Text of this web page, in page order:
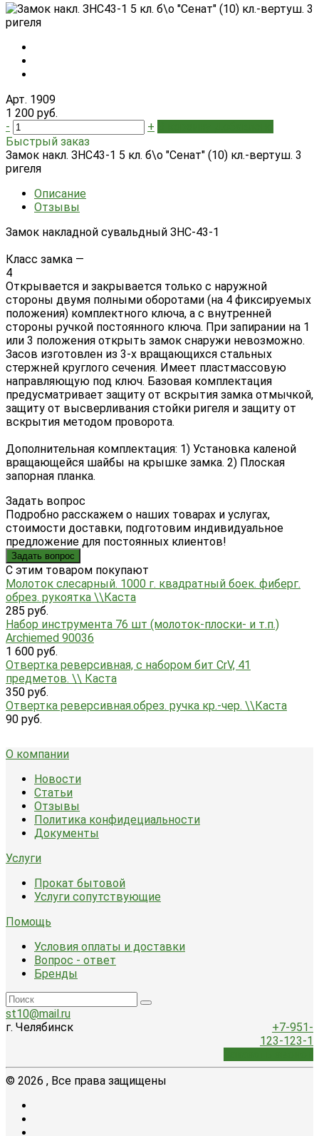
Арт. 1909
1 200 руб.
-
+
Быстрый заказ
Замок накл. ЗНС43-1 5 кл. б\о "Сенат" (10) кл.-вертуш. 3
ригеля
Описание
Отзывы
Замок накладной сувальдный ЗНС-43-1
Класс замка —
4
Открывается и закрывается только с наружной
стороны двумя полными оборотами (на 4 фиксируемых
положения) комплектного ключа, а с внутренней
стороны ручкой постоянного ключа. При запирании на 1
или 3 положения открыть замок снаружи невозможно.
Засов изготовлен из 3-х вращающихся стальных
стержней круглого сечения. Имеет пластмассовую
направляющую под ключ. Базовая комплектация
предусматривает защиту от вскрытия замка отмычкой,
защиту от высверливания стойки ригеля и защиту от
вскрытия методом проворота.
Дополнительная комплектация: 1) Установка каленой
вращающейся шайбы на крышке замка. 2) Плоская
запорная планка.
Задать вопрос
Подробно расскажем о наших товарах и услугах,
стоимости доставки, подготовим индивидуальное
предложение для постоянных клиентов!
Задать вопрос
C этим товаром покупают
Молоток слесарный. 1000 г. квадратный боек. фиберг.
обрез. рукоятка \\Каста
285 руб.
Набор инструмента 76 шт (молоток-плоски- и т.п.)
Archiemed 90036
1 600 руб.
Отвертка реверсивная, с набором бит CrV, 41
предметов. \\ Каста
350 руб.
Отвертка реверсивная.обрез. ручка кр.-чер. \\Каста
90 руб.
О компании
Новости
Статьи
Отзывы
Политика конфидециальности
Документы
Услуги
Прокат бытовой
Услуги сопутствующие
Помощь
Условия оплаты и доставки
Вопрос - ответ
Бренды
st10@mail.ru
г. Челябинск
+7-951-
123-123-1
© 2026 , Все права защищены